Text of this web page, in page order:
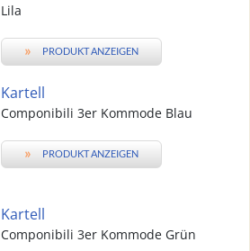
Lila
» PRODUKT ANZEIGEN
Kartell
Componibili 3er Kommode Blau
» PRODUKT ANZEIGEN
Kartell
Componibili 3er Kommode Grün